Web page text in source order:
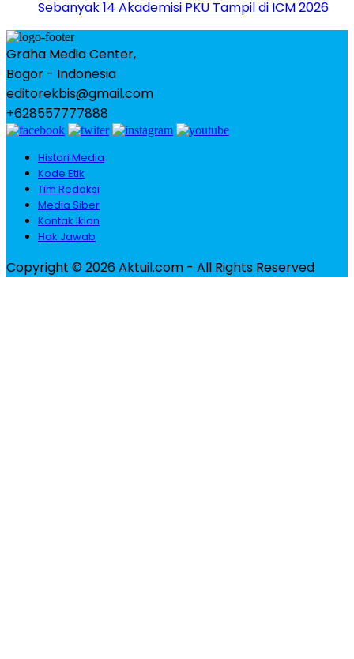
Sebanyak 14 Akademisi PKU Tampil di ICM 2026
Graha Media Center,
Bogor - Indonesia
editorekbis@gmail.com
+628557777888
Histori Media
Kode Etik
Tim Redaksi
Media Siber
Kontak Iklan
Hak Jawab
Copyright © 2026 Aktuil.com - All Rights Reserved